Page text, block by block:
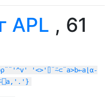
APL , 61
'<>'⌷¨⍨⊂¨a>b←a⌊⍺-